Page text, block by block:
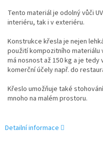
Tento materiál je odolný vůči
interiéru, tak i v exteriéru.
Konstrukce křesla je nejen
použití kompozitního materiálu
má nosnost až 150 kg a je
komerční účely např. do
Křeslo umožňuje také
mnoho na malém prostoru.
Detailní informace